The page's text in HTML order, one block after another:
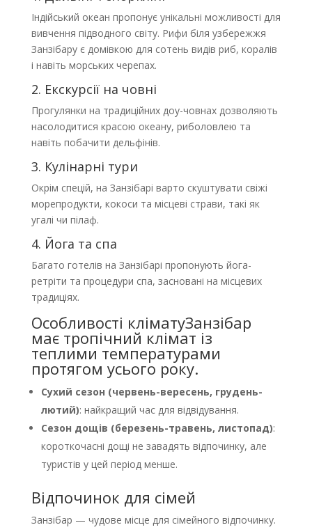
Індійський океан пропонує унікальні можливості для
вивчення підводного світу. Рифи біля узбережжя
Занзібару є домівкою для сотень видів риб, коралів
і навіть морських черепах.
2. Екскурсії на човні
Прогулянки на традиційних доу-човнах дозволяють
насолодитися красою океану, риболовлею та
навіть побачити дельфінів.
3. Кулінарні тури
Окрім спецій, на Занзібарі варто скуштувати свіжі
морепродукти, кокоси та місцеві страви, такі як
угалі чи пілаф.
4. Йога та спа
Багато готелів на Занзібарі пропонують йога-
ретріти та процедури спа, засновані на місцевих
традиціях.
Особливості кліматуЗанзібар
має тропічний клімат із
теплими температурами
протягом усього року.
Сухий сезон (червень-вересень, грудень-
лютий): найкращий час для відвідування.
Сезон дощів (березень-травень, листопад):
короткочасні дощі не завадять відпочинку, але
туристів у цей період менше.
Відпочинок для сімей
Занзібар — чудове місце для сімейного відпочинку.